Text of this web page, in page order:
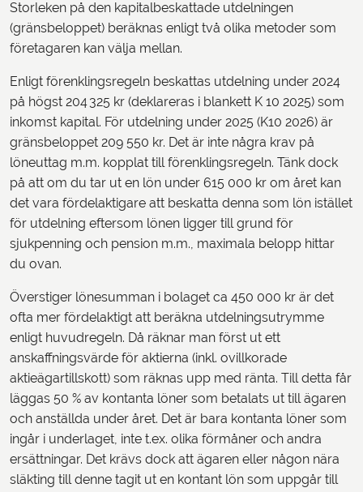
Storleken på den kapitalbeskattade utdelningen
(gränsbeloppet) beräknas enligt två olika metoder som
företagaren kan välja mellan.
Enligt förenklingsregeln beskattas utdelning under 2024
på högst 204 325 kr (deklareras i blankett K 10 2025) som
inkomst kapital. För utdelning under 2025 (K10 2026) är
gränsbeloppet 209 550 kr. Det är inte några krav på
löneuttag m.m. kopplat till förenklingsregeln. Tänk dock
på att om du tar ut en lön under 615 000 kr om året kan
det vara fördelaktigare att beskatta denna som lön istället
för utdelning eftersom lönen ligger till grund för
sjukpenning och pension m.m., maximala belopp hittar
du ovan.
Överstiger lönesumman i bolaget ca 450 000 kr är det
ofta mer fördelaktigt att beräkna utdelningsutrymme
enligt huvudregeln. Då räknar man först ut ett
anskaffningsvärde för aktierna (inkl. ovillkorade
aktieägartillskott) som räknas upp med ränta. Till detta får
läggas 50 % av kontanta löner som betalats ut till ägaren
och anställda under året. Det är bara kontanta löner som
ingår i underlaget, inte t.ex. olika förmåner och andra
ersättningar. Det krävs dock att ägaren eller någon nära
släkting till denne tagit ut en kontant lön som uppgår till